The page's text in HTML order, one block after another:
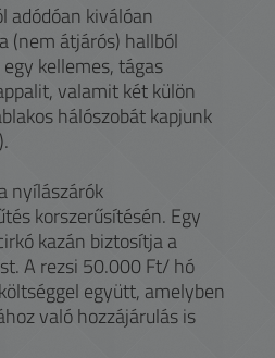
adódóan kiválóan
(nem átjárós) hallból
kellemes, tágas
valamit két külön
hálószobát kapjunk
nyílászárók
korszerűsítésén. Egy
kazán biztosítja a
A rezsi 50.000 Ft/ hó
együtt, amelyben
való hozzájárulás is